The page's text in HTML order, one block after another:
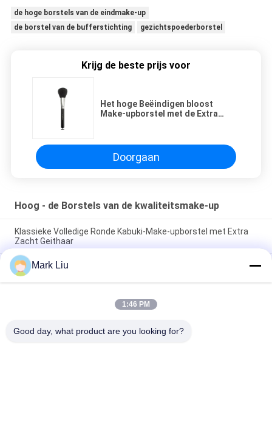
de hoge borstels van de eindmake-up
de borstel van de bufferstichting
gezichtspoederborstel
Krijg de beste prijs voor
Het hoge Beëindigen bloost
Make-upborstel met de Extra
Doorgaan
Hoog - de Borstels van de kwaliteitsmake-up
Klassieke Volledige Ronde Kabuki-Make-upborstel met Extra
Zacht Geithaar
Van de de Ventilatorgeit van de Voniraschoonheid de Grote
Borstel van de het Haarmake-up/Houten de Make-upborstels
van het Handvat Hoge Beëindigen
De ultra Zachte Borstel van de de Wangmake-up van het
Mark Liu
1:46 PM
Good day, what product are you looking for?